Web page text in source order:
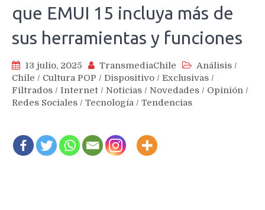
que EMUI 15 incluya más de
sus herramientas y funciones
13 julio, 2025 TransmediaChile Análisis /
Chile / Cultura POP / Dispositivo / Exclusivas /
Filtrados / Internet / Noticias / Novedades / Opinión /
Redes Sociales / Tecnología / Tendencias